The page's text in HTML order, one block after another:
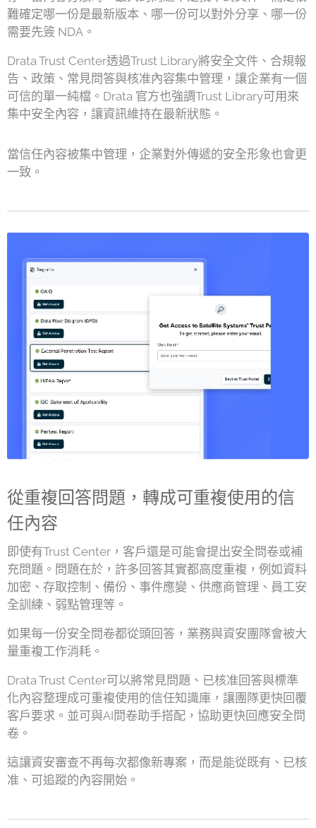
難確定哪一份是最新版本、哪一份可以對外分享、哪一份
需要先簽 NDA。
Drata Trust Center透過Trust Library將安全文件、合規報
告、政策、常見問答與核准內容集中管理，讓企業有一個
可信的單一純檔。Drata 官方也強調Trust Library可用來
集中安全內容，讓資訊維持在最新狀態。
當信任內容被集中管理，企業對外傳遞的安全形象也會更
一致。
從重複回答問題，轉成可重複使用的信
任內容
即使有Trust Center，客戶還是可能會提出安全問卷或補
充問題。問題在於，許多回答其實都高度重複，例如資料
加密、存取控制、備份、事件應變、供應商管理、員工安
全訓練、弱點管理等。
如果每一份安全問卷都從頭回答，業務與資安團隊會被大
量重複工作消耗。
Drata Trust Center可以將常見問題、已核准回答與標準
化內容整理成可重複使用的信任知識庫，讓團隊更快回覆
客戶要求。並可與AI問卷助手搭配，協助更快回應安全問
卷。
這讓資安審查不再每次都像新專案，而是能從既有、已核
准、可追蹤的內容開始。